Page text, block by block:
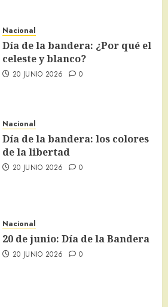
Nacional
Día de la bandera: ¿Por qué el
celeste y blanco?
20 JUNIO 2026 0
Nacional
Día de la bandera: los colores
de la libertad
20 JUNIO 2026 0
Nacional
20 de junio: Día de la Bandera
20 JUNIO 2026 0